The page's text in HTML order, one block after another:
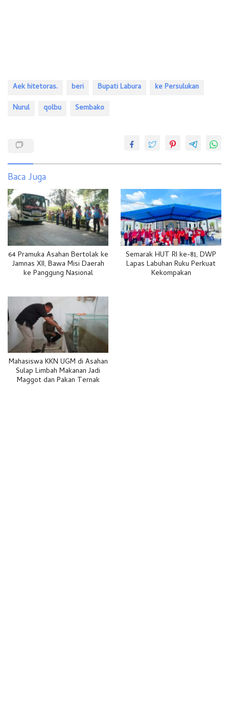
Aek hitetoras. beri Bupati Labura
ke Persulukan
Nurul
qolbu Sembako
Baca Juga
64 Pramuka Asahan Bertolak ke
Jamnas XII, Bawa Misi Daerah
ke Panggung Nasional
Semarak HUT RI ke-81, DWP
Lapas Labuhan Ruku Perkuat
Kekompakan
Mahasiswa KKN UGM di Asahan
Sulap Limbah Makanan Jadi
Maggot dan Pakan Ternak